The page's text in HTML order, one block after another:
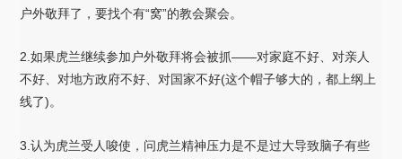
户外敬拜了，要找个有“窝”的教会聚会。
2.如果虎兰继续参加户外敬拜将会被抓——对家庭不好、对亲人
不好、对地方政府不好、对国家不好(这个帽子够大的，都上纲上
线了)。
3.认为虎兰受人唆使，问虎兰精神压力是不是过大导致脑子有些